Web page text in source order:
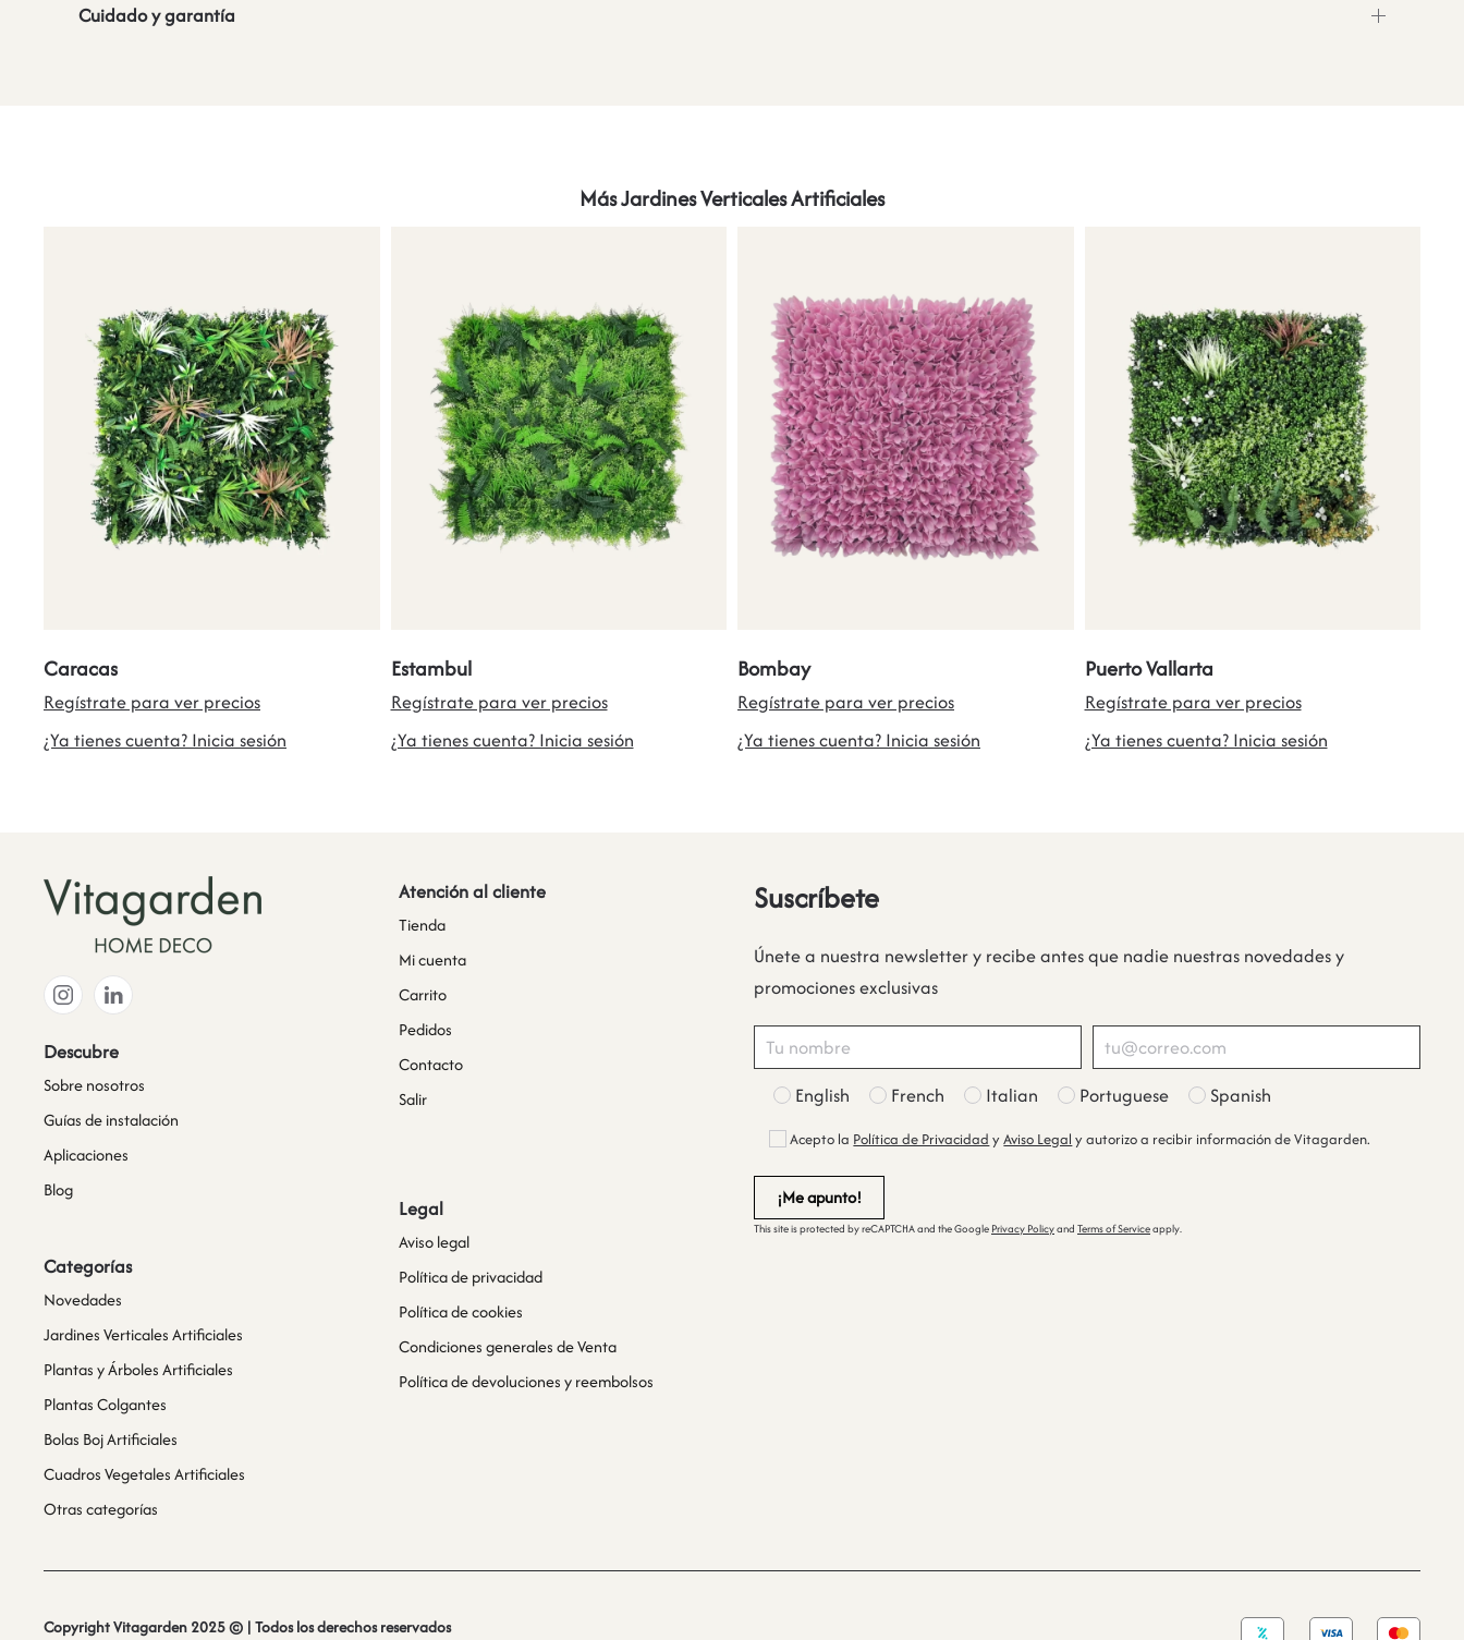
Cuidado y garantía
Más Jardines Verticales Artificiales
Caracas
Regístrate para ver precios
¿Ya tienes cuenta? Inicia sesión
Estambul
Regístrate para ver precios
¿Ya tienes cuenta? Inicia sesión
Bombay
Regístrate para ver precios
¿Ya tienes cuenta? Inicia sesión
Puerto Vallarta
Regístrate para ver precios
¿Ya tienes cuenta? Inicia sesión
Descubre
Sobre nosotros
Guías de instalación
Aplicaciones
Blog
Categorías
Novedades
Jardines Verticales Artificiales
Plantas y Árboles Artificiales
Plantas Colgantes
Bolas Boj Artificiales
Cuadros Vegetales Artificiales
Otras categorías
Atención al cliente
Tienda
Mi cuenta
Carrito
Pedidos
Contacto
Salir
Legal
Aviso legal
Política de privacidad
Política de cookies
Condiciones generales de Venta
Política de devoluciones y reembolsos
Suscríbete
Únete a nuestra newsletter y recibe antes que nadie nuestras novedades y
promociones exclusivas
English French Italian Portuguese Spanish
Acepto la Política de Privacidad yAviso Legal y autorizo a recibir información de Vitagarden.
This site is protected by reCAPTCHA and the Google Privacy Policyand Terms of Serviceapply.
Copyright Vitagarden 2025 © | Todos los derechos reservados